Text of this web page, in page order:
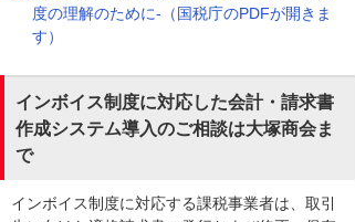
度の理解のために-（国税庁のPDFが開きま
す）
インボイス制度に対応した会計・請求書
作成システム導入のご相談は大塚商会ま
で
インボイス制度に対応する課税事業者は、取引